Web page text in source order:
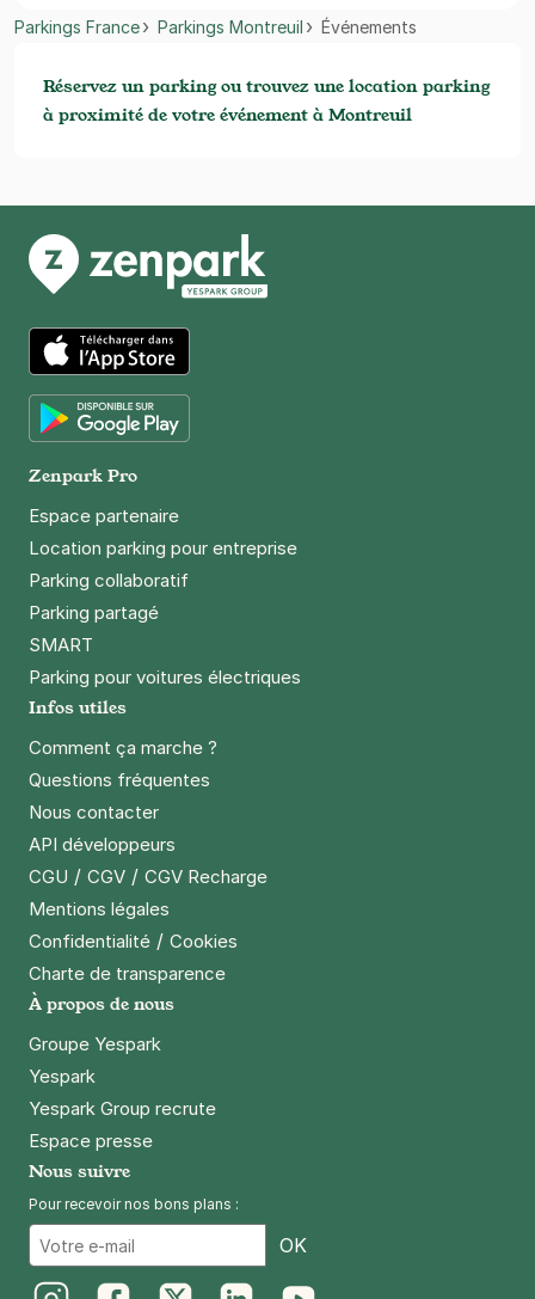
Parkings France Parkings Montreuil Événements
Réservez un parking ou trouvez une location parking
à proximité de votre événement à Montreuil
App Store
Zenpark Pro
Espace partenaire
Location parking pour entreprise
Parking collaboratif
Parking partagé
SMART
Parking pour voitures électriques
Infos utiles
Comment ça marche ?
Questions fréquentes
Nous contacter
API développeurs
CGU / CGV / CGV Recharge
Mentions légales
Confidentialité / Cookies
Charte de transparence
À propos de nous
Groupe Yespark
Yespark
Yespark Group recrute
Espace presse
Nous suivre
Pour recevoir nos bons plans :
OK